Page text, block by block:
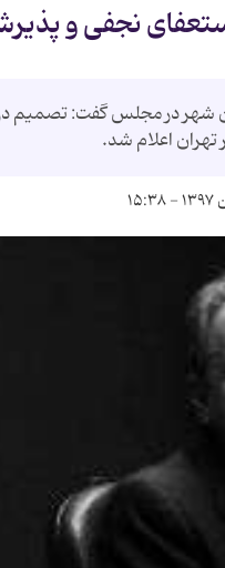
نجفی و
شهر در مجلس گفت: تصمیم در
اعلام شد.